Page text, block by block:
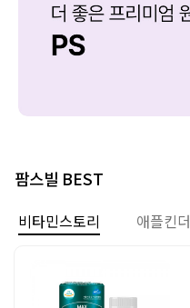
팜스빌 BEST
비타민스토리 애플킨더